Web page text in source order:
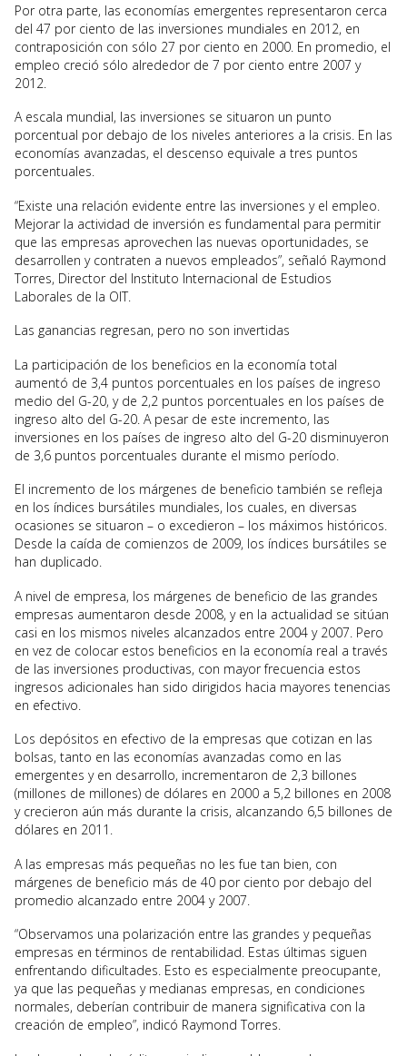
Por otra parte, las economías emergentes representaron cerca
del 47 por ciento de las inversiones mundiales en 2012, en
contraposición con sólo 27 por ciento en 2000. En promedio, el
empleo creció sólo alrededor de 7 por ciento entre 2007 y
2012.
A escala mundial, las inversiones se situaron un punto
porcentual por debajo de los niveles anteriores a la crisis. En las
economías avanzadas, el descenso equivale a tres puntos
porcentuales.
“Existe una relación evidente entre las inversiones y el empleo.
Mejorar la actividad de inversión es fundamental para permitir
que las empresas aprovechen las nuevas oportunidades, se
desarrollen y contraten a nuevos empleados”, señaló Raymond
Torres, Director del Instituto Internacional de Estudios
Laborales de la OIT.
Las ganancias regresan, pero no son invertidas
La participación de los beneficios en la economía total
aumentó de 3,4 puntos porcentuales en los países de ingreso
medio del G-20, y de 2,2 puntos porcentuales en los países de
ingreso alto del G-20. A pesar de este incremento, las
inversiones en los países de ingreso alto del G-20 disminuyeron
de 3,6 puntos porcentuales durante el mismo período.
El incremento de los márgenes de beneficio también se refleja
en los índices bursátiles mundiales, los cuales, en diversas
ocasiones se situaron – o excedieron – los máximos históricos.
Desde la caída de comienzos de 2009, los índices bursátiles se
han duplicado.
A nivel de empresa, los márgenes de beneficio de las grandes
empresas aumentaron desde 2008, y en la actualidad se sitúan
casi en los mismos niveles alcanzados entre 2004 y 2007. Pero
en vez de colocar estos beneficios en la economía real a través
de las inversiones productivas, con mayor frecuencia estos
ingresos adicionales han sido dirigidos hacia mayores tenencias
en efectivo.
Los depósitos en efectivo de la empresas que cotizan en las
bolsas, tanto en las economías avanzadas como en las
emergentes y en desarrollo, incrementaron de 2,3 billones
(millones de millones) de dólares en 2000 a 5,2 billones en 2008
y crecieron aún más durante la crisis, alcanzando 6,5 billones de
dólares en 2011.
A las empresas más pequeñas no les fue tan bien, con
márgenes de beneficio más de 40 por ciento por debajo del
promedio alcanzado entre 2004 y 2007.
“Observamos una polarización entre las grandes y pequeñas
empresas en términos de rentabilidad. Estas últimas siguen
enfrentando dificultades. Esto es especialmente preocupante,
ya que las pequeñas y medianas empresas, en condiciones
normales, deberían contribuir de manera significativa con la
creación de empleo”, indicó Raymond Torres.